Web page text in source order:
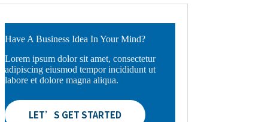
Have A Business Idea In Your Mind?
Lorem ipsum dolor sit amet, consectetur
adipiscing eiusmod tempor incididunt ut
labore et dolore magna aliqua.
LET’S GET STARTED